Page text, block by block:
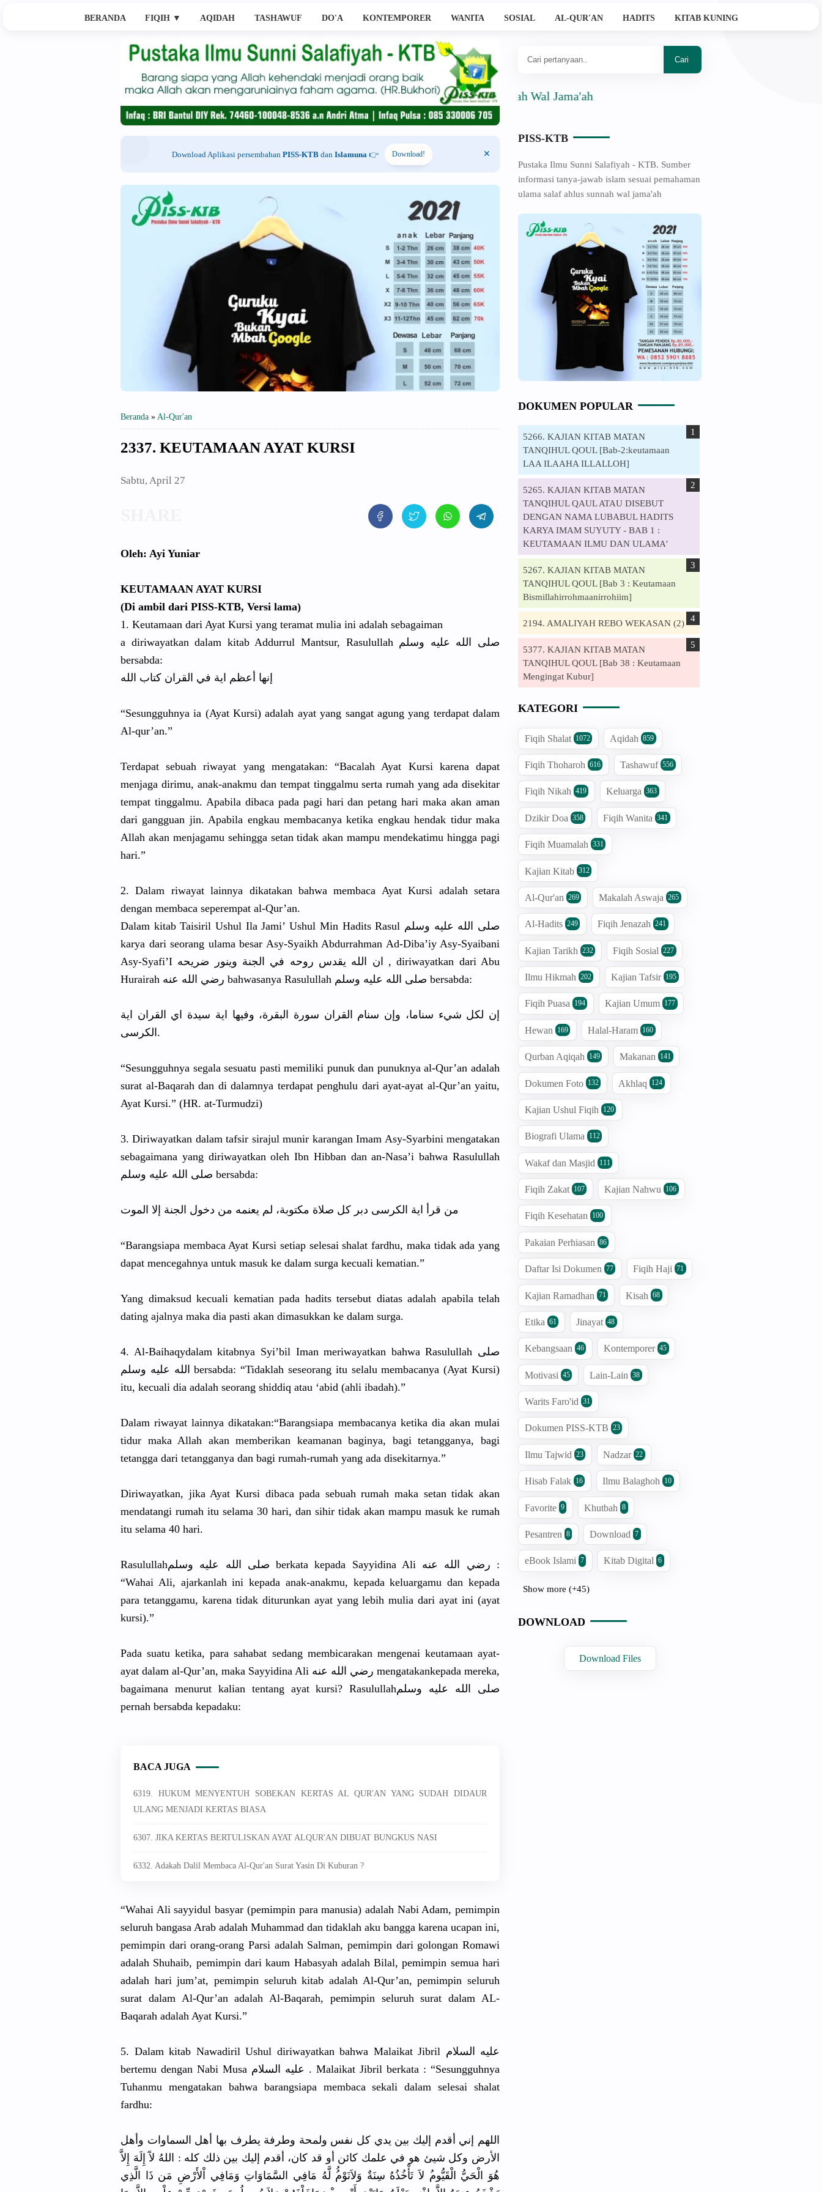
BERANDA FIQIH ▼ AQIDAH TASHAWUF DO'A KONTEMPORER WANITA SOSIAL AL-QUR'AN HADITS KITAB KUNING
Download Aplikasi persembahan PISS-KTBdan Islamuna 👉 Download!
Beranda » Al-Qur'an
2337. KEUTAMAAN AYAT KURSI
Sabtu, April 27
Oleh: Ayi Yuniar
KEUTAMAAN AYAT KURSI
(Di ambil dari PISS-KTB, Versi lama)
1. Keutamaan dari Ayat Kursi yang teramat mulia ini adalah sebagaiman
a diriwayatkan dalam kitab Addurrul Mantsur, Rasulullahصلى الله عليه وسلم
bersabda:
إنها أعظم اية في القران كتاب الله
“Sesungguhnya ia (Ayat Kursi) adalah ayat yang sangat agung yang terdapat dalam
Al-qur’an.”
Terdapat sebuah riwayat yang mengatakan: “Bacalah Ayat Kursi karena dapat
menjaga dirimu, anak-anakmu dan tempat tinggalmu serta rumah yang ada disekitar
tempat tinggalmu. Apabila dibaca pada pagi hari dan petang hari maka akan aman
dari gangguan jin. Apabila engkau membacanya ketika engkau hendak tidur maka
Allah akan menjagamu sehingga setan tidak akan mampu mendekatimu hingga pagi
hari.”
2. Dalam riwayat lainnya dikatakan bahwa membaca Ayat Kursi adalah setara
dengan membaca seperempat al-Qur’an.
Dalam kitab Taisiril Ushul Ila Jami’ Ushul Min Hadits Rasul صلى الله عليه وسلم
karya dari seorang ulama besar Asy-SyaikhAbdurrahman Ad-Diba’iyAsy-Syaibani
Asy-Syafi’
I ان الله يقدس روحه في الجنة وينور ضريحه , diriwayatkan dari Abu
Hurairah رضي الله عنه bahwasanya Rasulullah صلى الله عليه وسلم bersabda:
إن لكل شيء سناما، وإن سنام القران سورة البقرة، وفيها اية سيدة اي القران اية
الكرسى.
“Sesungguhnya segala sesuatu pasti memiliki punuk dan punuknya al-Qur’an adalah
surat al-Baqarahdan di dalamnya terdapat penghulu dari ayat-ayat al-Qur’an yaitu,
Ayat Kursi.” (HR. at-Turmudzi)
3. Diriwayatkan dalam tafsir sirajul munir karangan Imam Asy-Syarbini mengatakan
sebagaimana yang diriwayatkan oleh Ibn Hibban dan an-Nasa’i bahwa Rasulullah
صلى الله عليه وسلم bersabda:
من قرأ اية الكرسى دبر كل صلاة مكتوبة، لم يعنمه من دخول الجنة إلا الموت
“Barangsiapa membaca Ayat Kursi setiap selesai shalat fardhu, maka tidak ada yang
dapat mencegahnya untuk masuk ke dalam surga kecuali kematian.”
Yang dimaksud kecuali kematian pada hadits tersebut diatas adalah apabila telah
dating ajalnya maka dia pasti akan dimasukkan ke dalam surga.
4. Al-Baihaqydalam kitabnya Syi’bil Iman meriwayatkan bahwa Rasulullah
الله عليه وسلم bersabda: “Tidaklah seseorang itu selalu membacanya (Ayat Kursi)
itu, kecuali dia adalah seorang shiddiq atau ‘abid (ahli ibadah).”
Dalam riwayat lainnya dikatakan:“Barangsiapa membacanyaketika dia akan mulai
tidur maka Allah akan memberikan keamanan baginya, bagi tetangganya, bagi
tetangga dari tetangganya dan bagi rumah-rumah yang ada disekitarnya.”
Diriwayatkan, jika Ayat Kursi dibaca pada sebuah rumah maka setan tidak akan
mendatangi rumah itu selama 30 hari, dan sihir tidak akan mampu masuk ke rumah
itu selama 40 hari.
Rasulullahصلى الله عليه وسلم berkata kepada Sayyidina Ali رضي الله عنه :
“Wahai Ali, ajarkanlahini kepada anak-anakmu, kepada keluargamu dan kepada
para tetanggamu, karena tidak diturunkanayat yang lebih mulia dari ayat ini (ayat
kursi).”
Pada suatu ketika, para sahabat sedang membicarakan mengenai keutamaan ayat-
ayat dalam al-Qur’an,
maka Sayyidina Ali رضي الله عنه mengatakankepada mereka,
bagaimana menurut kalian tentang ayat kursi? Rasulullahصلى الله عليه وسلم
pernah bersabda kepadaku:
BACA JUGA
6319. HUKUM MENYENTUH SOBEKAN KERTAS AL QUR'AN YANG SUDAH DIDAUR
ULANG MENJADI KERTAS BIASA
6307. JIKA KERTAS BERTULISKAN AYAT ALQUR'AN DIBUAT BUNGKUS NASI
6332. Adakah Dalil Membaca Al-Qur'an Surat Yasin Di Kuburan ?
“Wahai Ali sayyidul basyar (pemimpin para manusia) adalah Nabi Adam, pemimpin
seluruh bangasa Arab adalah Muhammad dan tidaklah aku bangga karena ucapan ini,
pemimpin dari orang-orang Parsi adalah Salman, pemimpin dari golongan Romawi
adalah Shuhaib, pemimpin dari kaum Habasyah adalah Bilal, pemimpin semua hari
adalah hari jum’at, pemimpin seluruh kitab adalah Al-Qur’an, pemimpin seluruh
surat dalam Al-Qur’an adalah Al-Baqarah, pemimpin seluruh surat dalam AL-
Baqarah adalah Ayat Kursi.”
5. Dalam kitab Nawadiril Ushul diriwayatkan bahwa Malaikat Jibril عليه السلام
bertemu dengan Nabi Musa عليه السلام . Malaikat Jibril berkata : “Sesungguhnya
Tuhanmu mengatakanbahwa barangsiapa membaca sekali dalam selesai shalat
fardhu:
اللهم إني أقدم إليك بين يدي كل نفس ولمحة وطرفة يطرف بها أهل السماوات وأهل
الأرض وكل شيئ هو في علمك كائن أو قد كان، أقدم إليك بين ذلك كله : اللهُ لآَ إِلَهَ إِلاَّ
هُوَ الْحَيُّ الْقَيُّوم ُ لاَ تَأْخُذُهُ سِنَةٌ وَلاَنَوْم ُُ لَّهُ مَافِي السَّمَاوَ اتِ وَمَافِي اْلأَرْضِ مَن ذَا الَّذِي
Ahlussunnah Wal Jama'ah
PISS-KTB
Pustaka Ilmu Sunni Salafiyah - KTB. Sumber
informasi tanya-jawab islam sesuai pemahaman
ulama salaf ahlus sunnah wal jama'ah
DOKUMEN POPULAR
5266. KAJIAN KITAB MATAN
TANQIHUL QOUL [Bab-2:keutamaan
LAA ILAAHA ILLALLOH]
5265. KAJIAN KITAB MATAN
TANQIHUL QAUL ATAU DISEBUT
DENGAN NAMA LUBABUL HADITS
KARYA IMAM SUYUTY - BAB 1 :
KEUTAMAAN ILMU DAN ULAMA'
5267. KAJIAN KITAB MATAN
TANQIHUL QOUL [Bab 3 : Keutamaan
Bismillahirrohmaanirrohiim]
2194. AMALIYAH REBO WEKASAN (2)
5377. KAJIAN KITAB MATAN
TANQIHUL QOUL [Bab 38 : Keutamaan
Mengingat Kubur]
KATEGORI
Fiqih Shalat 1072 Aqidah 859
Fiqih Thoharoh 616 Tashawuf 556
Fiqih Nikah 419 Keluarga 363
Dzikir Doa 358 Fiqih Wanita 341
Fiqih Muamalah 331
Kajian Kitab 312
Al-Qur'an 269 Makalah Aswaja 265
Al-Hadits 249 Fiqih Jenazah 241
Kajian Tarikh 232 Fiqih Sosial 227
Ilmu Hikmah 202 Kajian Tafsir 195
Fiqih Puasa 194 Kajian Umum 177
Hewan 169 Halal-Haram 160
Qurban Aqiqah 149 Makanan 141
Dokumen Foto 132 Akhlaq 124
Kajian Ushul Fiqih 120
Biografi Ulama 112
Wakaf dan Masjid 111
Fiqih Zakat 107 Kajian Nahwu 106
Fiqih Kesehatan 100
Pakaian Perhiasan 86
Daftar Isi Dokumen 77 Fiqih Haji 71
Kajian Ramadhan 71 Kisah 68
Etika 61 Jinayat 48
Kebangsaan 46 Kontemporer 45
Motivasi 45 Lain-Lain 38
Warits Faro'id 31
Dokumen PISS-KTB 23
Ilmu Tajwid 23 Nadzar 22
Hisab Falak 16 Ilmu Balaghoh 10
Favorite 9 Khutbah 8
Pesantren 8 Download 7
eBook Islami 7 Kitab Digital 6
Show more (+45)
DOWNLOAD
Download Files